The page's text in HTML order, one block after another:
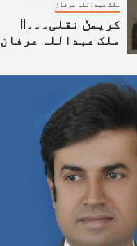
ملک عبداللہ عرفان
کریمݨ نقلی۔۔۔||
ملک عبداللہ عرفان